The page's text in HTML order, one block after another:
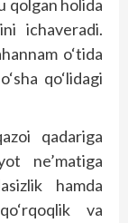
qolgan holida
ichaveradi.
o‘tida
qo‘lidagi
qadariga
ne’matiga
hamda
va